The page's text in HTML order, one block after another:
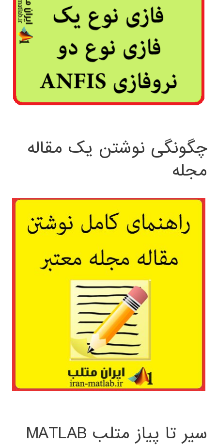
چگونگی نوشتن یک مقاله
مجله
سیر تا پیاز متلب MATLAB